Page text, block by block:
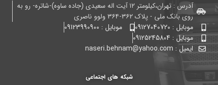
آدرس : تهران،کیلومتر ۱۲ آیت اله سعیدی (جاده ساوه)-شاتره- رو به
روی بانک ملی - پلاک ۳۶۲-۳۶۴ ولوو ناصری
موبایل : 09127040720
موبایل : 09123990900
موبایل : 09125245804
ایمیل : naseri.behnam@yahoo.com
شبکه های اجتماعی